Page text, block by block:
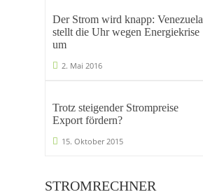
Der Strom wird knapp: Venezuela
stellt die Uhr wegen Energiekrise
um
2. Mai 2016
Trotz steigender Strompreise
Export fördern?
15. Oktober 2015
STROMRECHNER